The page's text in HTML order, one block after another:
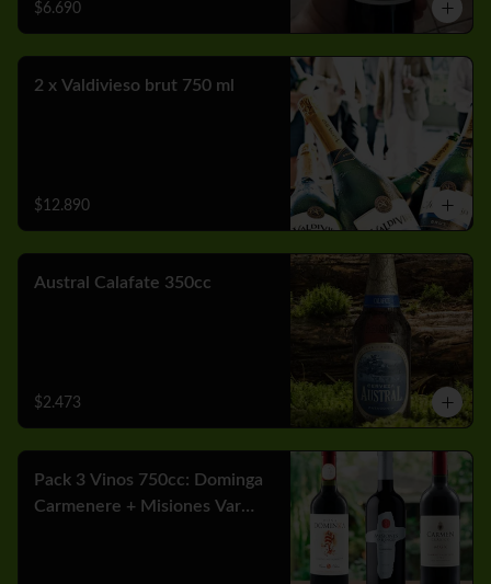
$6.690
2 x Valdivieso brut 750 ml
$12.890
Austral Calafate 350cc
$2.473
Pack 3 Vinos 750cc: Dominga
Carmenere + Misiones Var